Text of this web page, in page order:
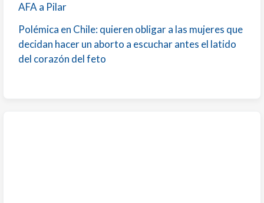
AFA a Pilar
Polémica en Chile: quieren obligar a las mujeres que
decidan hacer un aborto a escuchar antes el latido
del corazón del feto